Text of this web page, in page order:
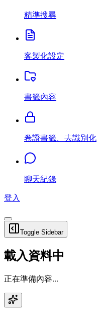
精準搜尋
客製化設定
書籤內容
卷證書籤、去識別化
聊天紀錄
登入
Toggle Sidebar
載入資料中
正在準備內容...